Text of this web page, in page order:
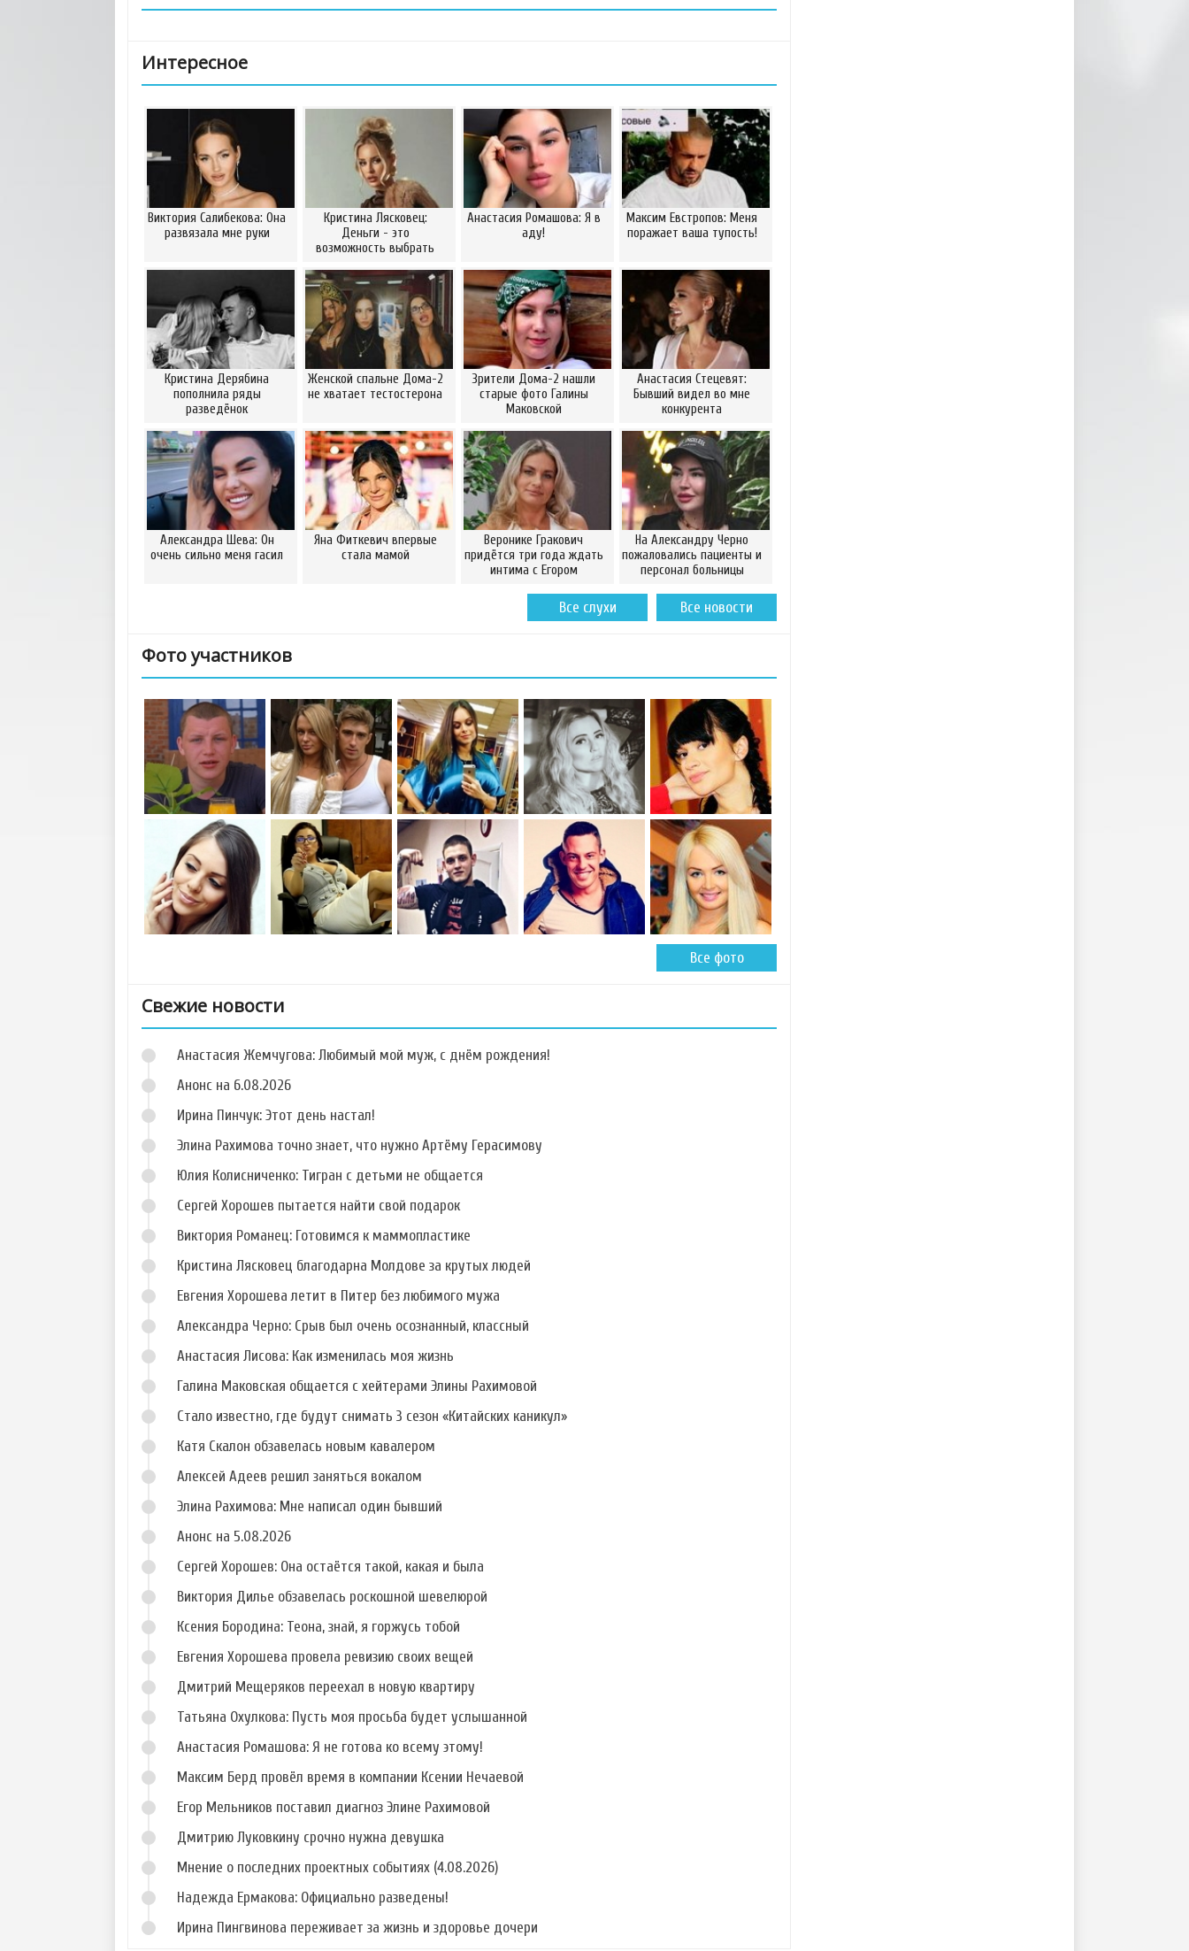
Интересное
Виктория Салибекова: Она
развязала мне руки
Кристина Лясковец:
Деньги - это
возможность выбрать
Анастасия Ромашова: Я в
аду!
Максим Евстропов: Меня
поражает ваша тупость!
Кристина Дерябина
пополнила ряды
разведёнок
Женской спальне Дома-2
не хватает тестостерона
Зрители Дома-2 нашли
старые фото Галины
Маковской
Анастасия Стецевят:
Бывший видел во мне
конкурента
Александра Шева: Он
очень сильно меня гасил
Яна Фиткевич впервые
стала мамой
Веронике Гракович
придётся три года ждать
интима с Егором
На Александру Черно
пожаловались пациенты и
персонал больницы
Все новости
Все слухи
Фото участников
Фото Антона
Антонова
Фото Александра
Тищенко
Фото Елизаветы
Куксовой
Фото Аси Рзаевой
Фото Ольги
Рапунцель
Фото Карины
Клименовой
Фото Артёма
Рудакова
Все фото
Свежие новости
Анастасия Жемчугова: Любимый мой муж, с днём рождения!
Анонс на 6.08.2026
Ирина Пинчук: Этот день настал!
Элина Рахимова точно знает, что нужно Артёму Герасимову
Юлия Колисниченко: Тигран с детьми не общается
Сергей Хорошев пытается найти свой подарок
Виктория Романец: Готовимся к маммопластике
Кристина Лясковец благодарна Молдове за крутых людей
Евгения Хорошева летит в Питер без любимого мужа
Александра Черно: Срыв был очень осознанный, классный
Анастасия Лисова: Как изменилась моя жизнь
Галина Маковская общается с хейтерами Элины Рахимовой
Стало известно, где будут снимать 3 сезон «Китайских каникул»
Катя Скалон обзавелась новым кавалером
Алексей Адеев решил заняться вокалом
Элина Рахимова: Мне написал один бывший
Анонс на 5.08.2026
Сергей Хорошев: Она остаётся такой, какая и была
Виктория Дилье обзавелась роскошной шевелюрой
Ксения Бородина: Теона, знай, я горжусь тобой
Евгения Хорошева провела ревизию своих вещей
Дмитрий Мещеряков переехал в новую квартиру
Татьяна Охулкова: Пусть моя просьба будет услышанной
Анастасия Ромашова: Я не готова ко всему этому!
Максим Берд провёл время в компании Ксении Нечаевой
Егор Мельников поставил диагноз Элине Рахимовой
Дмитрию Луковкину срочно нужна девушка
Мнение о последних проектных событиях (4.08.2026)
Надежда Ермакова: Официально разведены!
Ирина Пингвинова переживает за жизнь и здоровье дочери